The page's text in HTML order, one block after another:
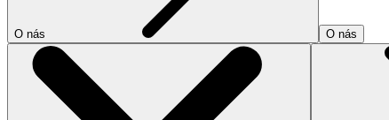
O nás O nás